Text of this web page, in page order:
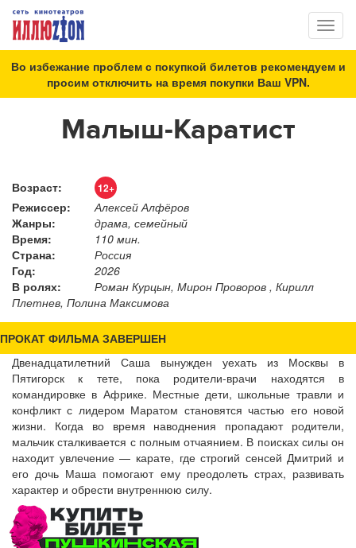
Во избежание проблем с покупкой билетов рекомендуем и
просим отключить на время покупки Ваш VPN.
Малыш-Каратист
Возраст: 12+
Режиссер:
Алексей Алфёров
Жанры:
драма, семейный
Время:
110 мин.
Страна:
Россия
Год:
2026
В ролях:
Роман Курцын, Мирон Проворов , Кирилл
Плетнев, Полина Максимова
ПРОКАТ ФИЛЬМА ЗАВЕРШЕН
Двенадцатилетний Саша вынужден уехать из Москвы в
Пятигорск к тете, пока родители-врачи находятся в
командировке в Африке. Местные дети, школьные травли и
конфликт с лидером Маратом становятся частью его новой
жизни. Когда во время наводнения пропадают родители,
мальчик сталкивается с полным отчаянием. В поисках силы он
находит увлечение — карате, где строгий сенсей Дмитрий и
его дочь Маша помогают ему преодолеть страх, развивать
характер и обрести внутреннюю силу.